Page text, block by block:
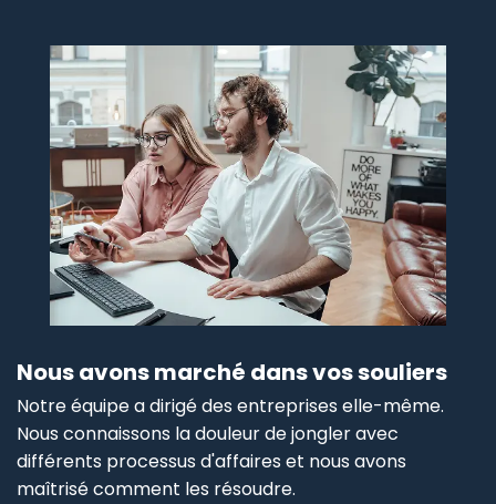
Nous avons marché dans vos souliers
Notre équipe a dirigé des entreprises elle-même.
Nous connaissons la douleur de jongler avec
différents processus d'affaires et nous avons
maîtrisé comment les résoudre.